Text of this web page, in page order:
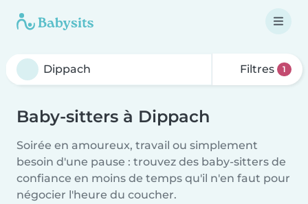
Filtres 1
Baby-sitters à Dippach
Soirée en amoureux, travail ou simplement
besoin d'une pause : trouvez des baby-sitters de
confiance en moins de temps qu'il n'en faut pour
négocier l'heure du coucher.